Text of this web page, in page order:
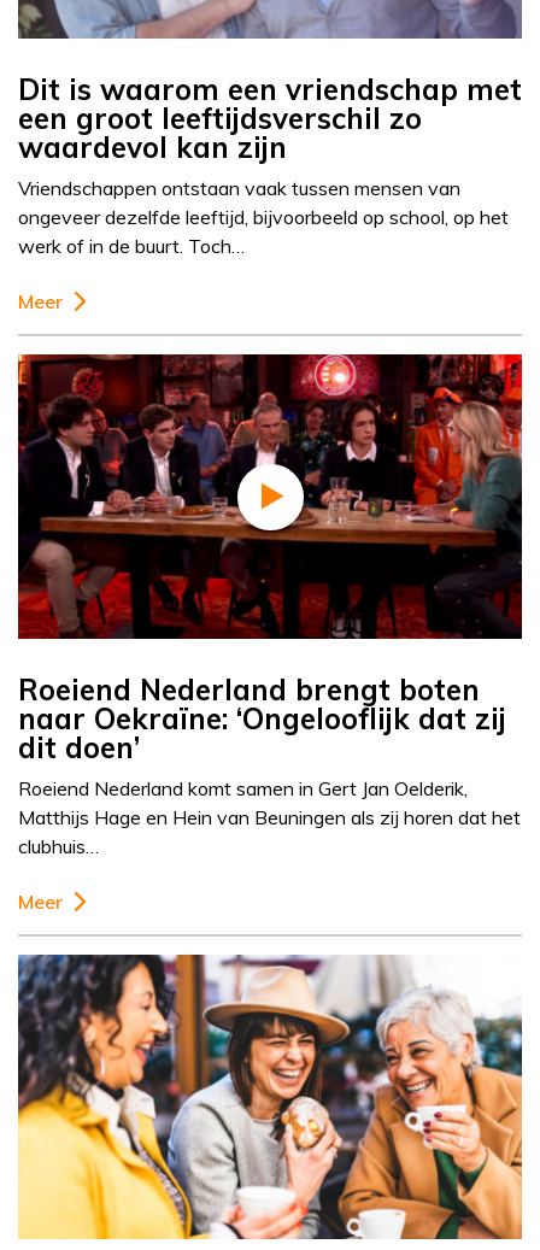
Dit is waarom een vriendschap met
een groot leeftijdsverschil zo
waardevol kan zijn
Vriendschappen ontstaan vaak tussen mensen van
ongeveer dezelfde leeftijd, bijvoorbeeld op school, op het
werk of in de buurt. Toch…
Meer
Roeiend Nederland brengt boten
naar Oekraïne: ‘Ongelooflijk dat zij
dit doen’
Roeiend Nederland komt samen in Gert Jan Oelderik,
Matthijs Hage en ⁠Hein van Beuningen als zij horen dat het
clubhuis…
Meer